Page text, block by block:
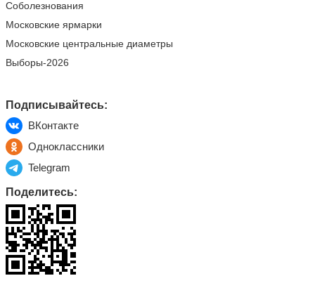
Соболезнования
Московские ярмарки
Московские центральные диаметры
Выборы-2026
Подписывайтесь:
ВКонтакте
Одноклассники
Telegram
Поделитесь: